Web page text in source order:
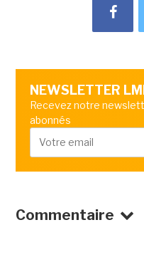
NEWSLETTER LMI
Recevez notre
abonnés
Commentaire